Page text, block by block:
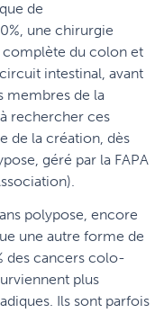
de
une chirurgie
du colon et
intestinal, avant
membres de la
rechercher ces
de la création, dès
géré par la FAPA
polypose, encore
une autre forme de
des cancers colo-
plus
Ils sont parfois